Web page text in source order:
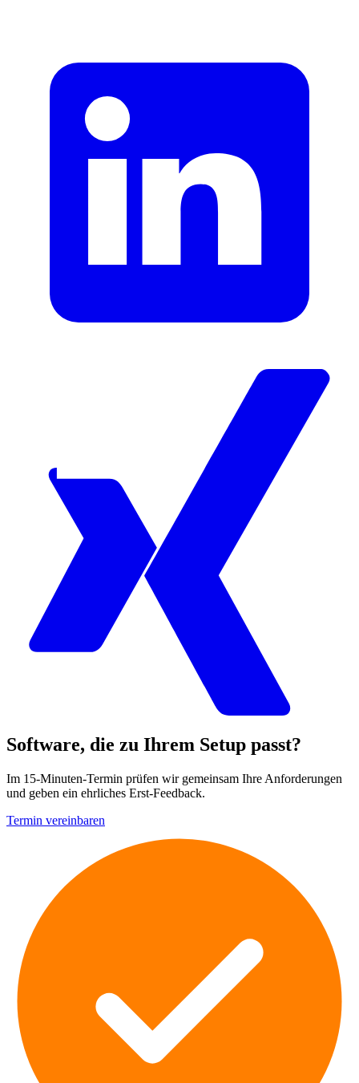
Software, die zu Ihrem Setup passt?
Im 15-Minuten-Termin prüfen wir gemeinsam Ihre Anforderungen
und geben ein ehrliches Erst-Feedback.
Termin vereinbaren